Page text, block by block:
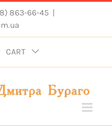
863-66-45 |
CART